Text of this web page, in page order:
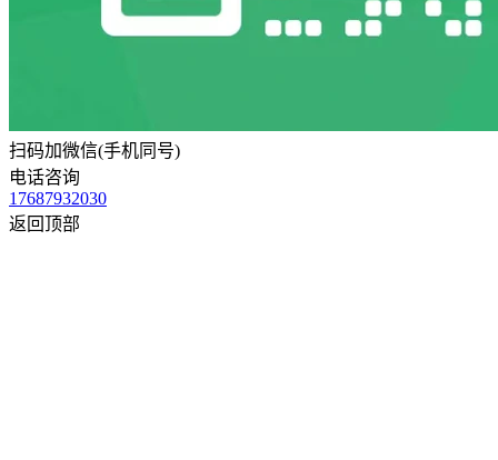
扫码加微信(手机同号)
电话咨询
17687932030
返回顶部